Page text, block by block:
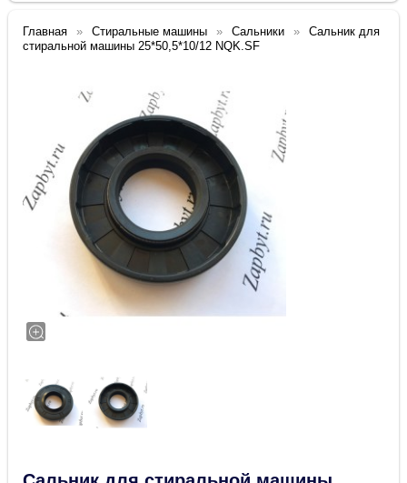
Главная Стиральные машины Сальники
Сальник для
стиральной машины 25*50,5*10/12 NQK.SF